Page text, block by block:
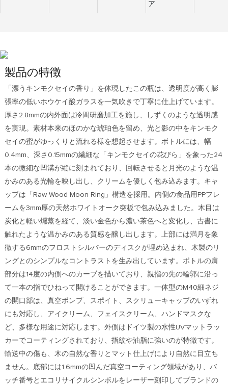
ア
製品の特徴
「漂うキンモクセイの香り」を体現したこの瓶は、透明度が高く膨
張率の低いホウケイ酸ガラスを一気吹きで丁寧に仕上げています。
厚さ2.8mmの内外面は冷間研磨加工を施し、しずくのような透明感
を実現。素材本来のほのかな琥珀色を留め、光と影の中をキンモク
セイの蜜がゆっくりと流れる様を想起させます。ボトルには、幅
0.4mm、深さ0.15mmの繊細な「キンモクセイの花びら」を象った24
本の微細な凹溝が縦に刻まれており、回転させると月光のような温
かみのある光輪を映し出し、クリームを優しく包み込みます。キャ
ップは「Raw Wood Moon Ring」構造を採用。内側の食品用PPフレ
ームを3mm厚の天然ホワイトオーク突板で包み込みました。木目は
炭化と軽い燻蒸を経て、淡い金色から濃い茶色へと変化し、古書に
触れたような温かみのある質感を醸し出します。上部には満月を象
徴する6mmのフロストシルバーのディスクが埋め込まれ、木製のリ
ングとのシンプルなコントラストを生み出しています。ボトルの肩
部分は14度の内側へのカーブを描いており、親指の先の輪郭に沿っ
て一本の指でひねって開けることができます。一体型のM40細ネジ
の開口部は、真空ポンプ、スポイト、スクリューキャップのいずれ
にも対応し、アイクリーム、フェイスクリーム、ハンドマスクな
ど、多様な用途に対応します。外側はドイツ製の水性UVマットラッ
カーでコーティングされており、指紋や油脂に強いのが特徴です。
輸送中の傷も、木の自然な香りとマット仕上げにより自然に目立ち
ません。底部には1.6mmの凹んだ真空コーティング領域があり、バ
ッチ番号とエコリサイクルシンボルをレーザー刻印してブランドの